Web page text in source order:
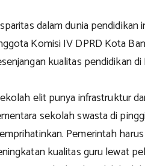
dalam dunia
Komisi IV DPRD Kota
kualitas pendidikan
elit punya infrastruktur
sekolah swasta di
Pemerintah
kualitas guru lewat